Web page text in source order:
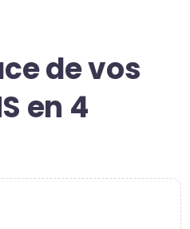
de vos
en 4